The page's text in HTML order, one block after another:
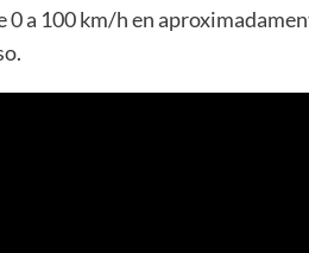
0 a 100 km/h en